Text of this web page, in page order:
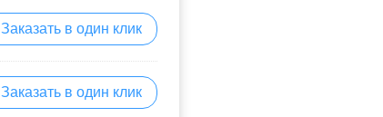
Заказать в один клик
Заказать в один клик